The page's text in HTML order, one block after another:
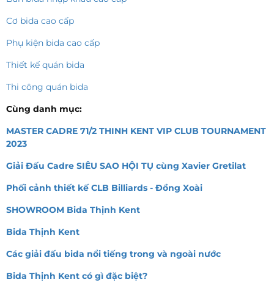
Cơ bida cao cấp
Phụ kiện bida cao cấp
Thiết kế quán bida
Thi công quán bida
Cùng danh mục:
MASTER CADRE 71/2 THINH KENT VIP CLUB TOURNAMENT
2023
Giải Đấu Cadre SIÊU SAO HỘI TỤ cùng Xavier Gretilat
Phối cảnh thiết kế CLB Billiards - Đồng Xoài
SHOWROOM Bida Thịnh Kent
Bida Thịnh Kent
Các giải đấu bida nổi tiếng trong và ngoài nước
Bida Thịnh Kent có gì đặc biệt?